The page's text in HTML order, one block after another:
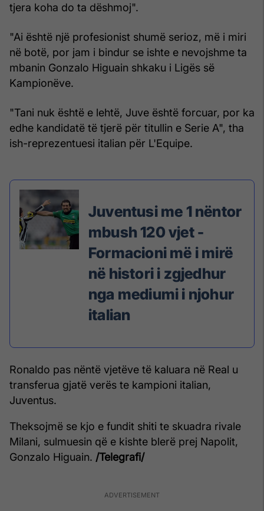
tjera koha do ta dëshmoj".
"Ai është një profesionist shumë serioz, më i miri
në botë, por jam i bindur se ishte e nevojshme ta
mbanin Gonzalo Higuain shkaku i Ligës së
Kampionëve.
"Tani nuk është e lehtë, Juve është forcuar, por ka
edhe kandidatë të tjerë për titullin e Serie A", tha
ish-reprezentuesi italian për L'Equipe.
Juventusi me 1 nëntor
mbush 120 vjet -
Formacioni më i mirë
në histori i zgjedhur
nga mediumi i njohur
italian
Ronaldo pas nëntë vjetëve të kaluara në Real u
transferua gjatë verës te kampioni italian,
Juventus.
Theksojmë se kjo e fundit shiti te skuadra rivale
Milani, sulmuesin që e kishte blerë prej Napolit,
Gonzalo Higuain. /Telegrafi/